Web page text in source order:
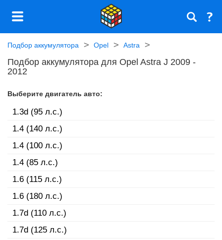
Подбор аккумулятора Opel Astra
Подбор аккумулятора для Opel Astra J 2009 -
2012
Выберите двигатель авто:
1.3d (95 л.с.)
1.4 (140 л.с.)
1.4 (100 л.с.)
1.4 (85 л.с.)
1.6 (115 л.с.)
1.6 (180 л.с.)
1.7d (110 л.с.)
1.7d (125 л.с.)